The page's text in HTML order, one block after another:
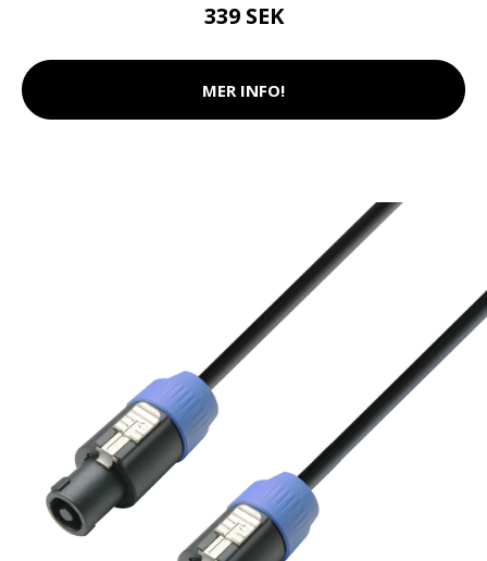
339 SEK
MER INFO!